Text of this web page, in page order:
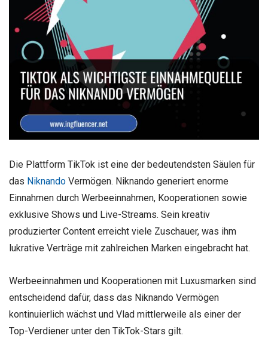
Die Plattform TikTok ist eine der bedeutendsten Säulen für
das Niknando Vermögen. Niknando generiert enorme
Einnahmen durch Werbeeinnahmen, Kooperationen sowie
exklusive Shows und Live-Streams. Sein kreativ
produzierter Content erreicht viele Zuschauer, was ihm
lukrative Verträge mit zahlreichen Marken eingebracht hat.
Werbeeinnahmen und Kooperationen mit Luxusmarken sind
entscheidend dafür, dass das Niknando Vermögen
kontinuierlich wächst und Vlad mittlerweile als einer der
Top-Verdiener unter den TikTok-Stars gilt.